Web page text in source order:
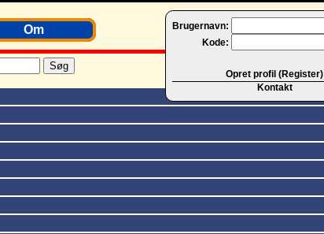
Brugernavn:
Kode:
Opret profil (Register)
Kontakt
Om